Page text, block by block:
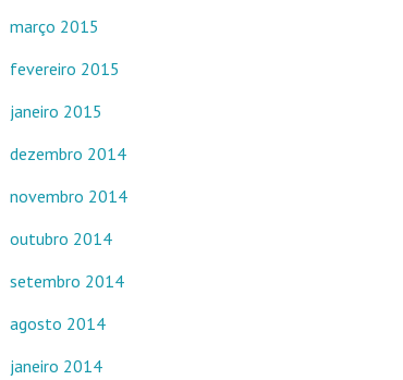
março 2015
fevereiro 2015
janeiro 2015
dezembro 2014
novembro 2014
outubro 2014
setembro 2014
agosto 2014
janeiro 2014